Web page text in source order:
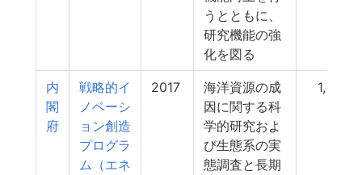
うとともに、
研究機能の強
化を図る
内
閣
府
戦略的イ
ノベーシ
ョン創造
プログラ
ム（エネ
2017
海洋資源の成
因に関する科
学的研究およ
び生態系の実
態調査と長期
1,409